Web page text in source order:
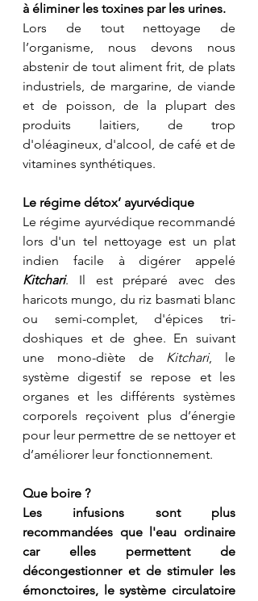
à éliminer les toxines par les urines.
Lors de tout nettoyage de
l’organisme, nous devons nous
abstenir de tout aliment frit, de plats
industriels, de margarine, de viande
et de poisson, de la plupart des
produits laitiers, de trop
d'oléagineux, d'alcool, de café et de
vitamines synthétiques.
Le régime détox’ ayurvédique
Le régime ayurvédique recommandé
lors d'un tel nettoyage est un plat
Kitchari. Il est préparé avec des
haricots mungo, du riz basmati blanc
ou semi-complet, d'épices tri-
doshiques et de ghee. En suivant
une mono-diète de Kitchari, le
système digestif se repose et les
organes et les différents systèmes
corporels reçoivent plus d’énergie
pour leur permettre de se nettoyer et
d’améliorer leur fonctionnement.
Que boire ?
Les infusions sont plus
recommandées que l'eau ordinaire
car elles permettent de
décongestionner et de stimuler les
émonctoires, le système circulatoire